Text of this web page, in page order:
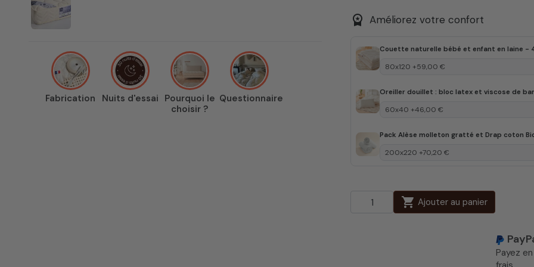
Fabrication Nuits d'essai Pourquoi le
choisir ?
Questionnaire
workspace_premium Améliorez votre confort
Oreiller douillet : bloc latex et viscose de
Pack Alèse molleton gratté et Drap coton
shopping_cart Ajouter au panier
Payez en